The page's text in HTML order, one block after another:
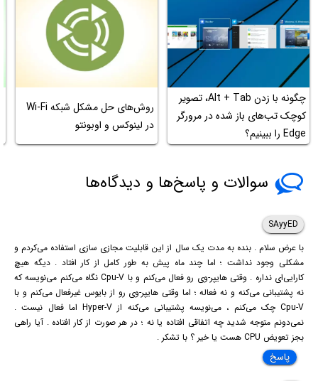
چگونه با زدن Alt + Tab، تصویر
کوچک تب‌های باز شده در مرورگر
Edge را ببینیم؟
روش‌های حل مشکل شبکه Wi-Fi
در لینوکس و اوبونتو
سوالات و پاسخ‌ها و دیدگاه‌ها
SAyyED
با عرض سلام . بنده به مدت یک سال از این قابلیت مجازی سازی استفاده می‌کردم و
مشکلی وجود نداشت ؛ اما چند ماه پیش به طور کامل از کار افتاد . دیگه هیچ
کارایی‌ای نداره . وقتی هایپر-وی رو فعال می‌کنم و با Cpu-V نگاه می‌کنم می‌نویسه که
نه پشتیبانی می‌کنه و نه فعاله ؛ اما وقتی هایپر-وی رو از بایوس غیرفعال می‌کنم و با
Cpu-V چک می‌کنم ، می‌نویسه پشتیبانی می‌کنه از Hyper-V اما فعال نیست .
نمی‌دونم متوجه شدید چه اتفاقی افتاده یا نه ؛ در هر صورت از کار افتاده . آیا راهی
بجز تعویض CPU هست یا خیر ؟ با تشکر .
پاسخ